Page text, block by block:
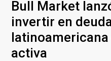
Bull Market
invertir en
activa